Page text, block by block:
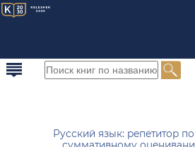
Русский язык: репетитор